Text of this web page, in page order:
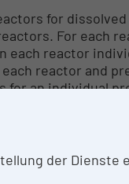
for
For each
each reactor
reactor and
for an individual
mechanistic
der Dienste